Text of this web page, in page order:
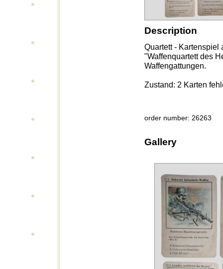
Description
Quartett - Kartenspiel
"Waffenquartett des
Waffengattungen.
Zustand: 2 Karten
order number: 26263
Gallery